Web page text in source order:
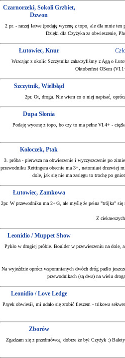
Czarnorzeki, Sokoli Grzbiet,
Dzwon
2 pr. - raczej łatwe (podaję wycenę z topo, ale dla mnie
Dzięki dla Czyżyka za obwieszenie,
Łutowiec, Knur
Wracając z okolic Szczytnika zahaczyliśmy z Agą o
Oktoberfest OSem
Szczytnik, Wielbłąd
2pr. Ot, droga. Nie wiem co o niej napisać,
Dupa Słonia
Podaję wycenę z topo, bo czy to ma pełne VI.4+ -
Kołoczek, Ptak
3. próba - pierwsza na obwieszenie i wyczyszczenie po
przewodniku Rettingera obecnie ma 3+, natomiast drzewiej
dole, jak się nie ma zasięgu to trochę po
Łutowiec, Zamkowa
2pr. W przewodniku ma 2+/3, ale myślę że pełna "trójka"
Z
Leonidio / Muppet Show
Pykło w drugiej próbie. Boulder w przewieszeniu na dole,
Na wyjeździe oprócz wspomnianych dwóch dróg padło
przewodnikach (są dwa) na wielu
Leonidio / Love Ledge
Payek obwiesił, mi udało się zrobić fleszem - trikowa
Zborów
Zgadzam się z przedmówcą, dobrze że był Czyżyk :)